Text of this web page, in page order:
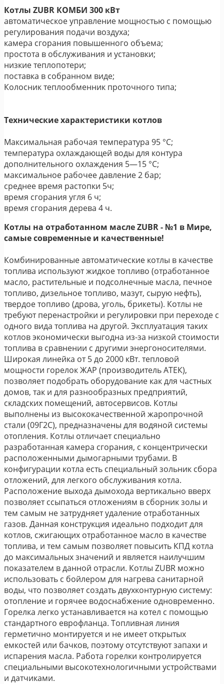
Котлы ZUBR КОМБИ 300 кВт
автоматическое управление мощностью с помощью
регулирования подачи воздуха;
камера сгорания повышенного объема;
простота в обслуживания и установки;
низкие теплопотери;
поставка в собранном виде;
Колосник теплообменник проточного типа;
Технические характеристики котлов
Максимальная рабочая температура 95 °C;
температура охлаждающей воды для контура
дополнительного охлаждения 5—15 °C;
максимальное рабочее давление 2 бар;
среднее время растопки 5ч;
время сгорания угля 6 ч;
время сгорания дерева 4 ч.
Котлы на отработанном масле ZUBR - №1 в Мире,
самые современные и качественные!
Комбинированные автоматические котлы в качестве
топлива используют жидкое топливо (отработанное
масло, растительные и подсолнечные масла, печное
топливо, дизельное топливо, мазут, сырую нефть),
твердое топливо (дрова, уголь, брикеты). Котлы не
требуют перенастройки и регулировки при переходе с
одного вида топлива на другой. Эксплуатация таких
котлов экономически выгодна из-за низкой стоимости
топлива в сравнении с другими энергоносителями.
Широкая линейка от 5 до 2000 кВт. тепловой
мощности горелок ЖАР (производитель АТЕК),
позволяет подобрать оборудование как для частных
домов, так и для разнообразных предприятий,
складских помещений, автосервисов. Котлы
выполнены из высококачественной жаропрочной
стали (09Г2С), предназначены для водяной системы
отопления. Котлы отличает специально
разработанная камера сгорания, с концентрически
расположенными дымогарными трубами. В
конфигурации котла есть специальный зольник сбора
отложений, для легкого обслуживания котла.
Расположение выхода дымохода вертикально вверх
позволяет ссыпаться отложениям в сборник золы и
тем самым не затрудняет удаление отработанных
газов. Данная конструкция идеально подходит для
котлов, сжигающих отработанное масло в качестве
топлива, и тем самым позволяет повысить КПД котла
до максимальных значений и является наилучшим
показателем в данной отрасли. Котлы ZUBR можно
использовать с бойлером для нагрева санитарной
воды, что позволяет создать двухконтурную систему:
отопление и горячее водоснабжение одновременно.
Горелка легко устанавливается на котел с помощью
стандартного еврофланца. Топливная линия
герметично монтируется и не имеет открытых
емкостей или бачков, поэтому отсутствуют запахи и
испарения масла. Работа горелки контролируется
специальными высокотехнологичными устройствами
и датчиками.